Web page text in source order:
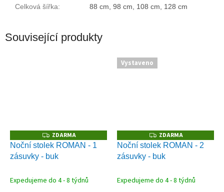
Celková šířka: 88 cm, 98 cm, 108 cm, 128 cm
Související produkty
Z
D
A
R
ZDARMA
Noční stolek ROMAN - 1
zásuvky - buk
Expedujeme do 4 - 8 týdnů
Vystaveno
Z
D
A
R
ZDARMA
Noční stolek ROMAN - 2
zásuvky - buk
Expedujeme do 4 - 8 týdnů